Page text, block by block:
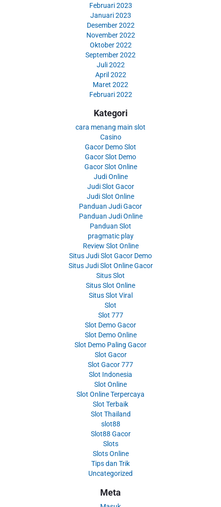
Februari 2023
Januari 2023
Desember 2022
November 2022
Oktober 2022
September 2022
Juli 2022
April 2022
Maret 2022
Februari 2022
Kategori
cara menang main slot
Casino
Gacor Demo Slot
Gacor Slot Demo
Gacor Slot Online
Judi Online
Judi Slot Gacor
Judi Slot Online
Panduan Judi Gacor
Panduan Judi Online
Panduan Slot
pragmatic play
Review Slot Online
Situs Judi Slot Gacor Demo
Situs Judi Slot Online Gacor
Situs Slot
Situs Slot Online
Situs Slot Viral
Slot
Slot 777
Slot Demo Gacor
Slot Demo Online
Slot Demo Paling Gacor
Slot Gacor
Slot Gacor 777
Slot Indonesia
Slot Online
Slot Online Terpercaya
Slot Terbaik
Slot Thailand
slot88
Slot88 Gacor
Slots
Slots Online
Tips dan Trik
Uncategorized
Meta